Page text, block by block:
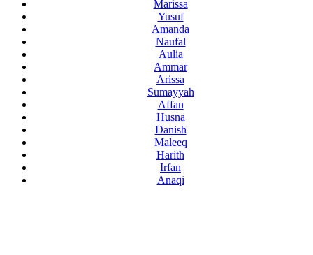
Marissa
Yusuf
Amanda
Naufal
Aulia
Ammar
Arissa
Sumayyah
Affan
Husna
Danish
Maleeq
Harith
Irfan
Anaqi